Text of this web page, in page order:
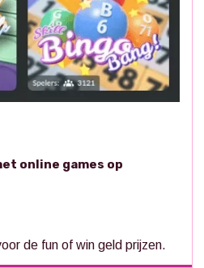
online games op
de fun of win geld prijzen.